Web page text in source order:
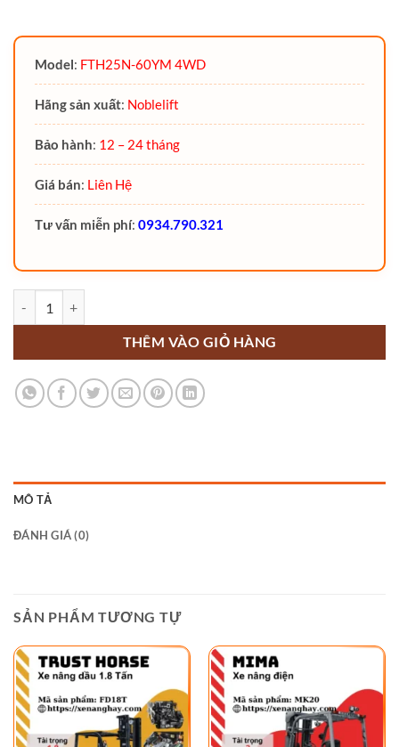
Model: FTH25N-60YM 4WD
Hãng sản xuất: Noblelift
Bảo hành: 12 – 24 tháng
Giá bán: Liên Hệ
Tư vấn miễn phí: 0934.790.321
THÊM VÀO GIỎ HÀNG
MÔ TẢ
ĐÁNH GIÁ (0)
SẢN PHẨM TƯƠNG TỰ